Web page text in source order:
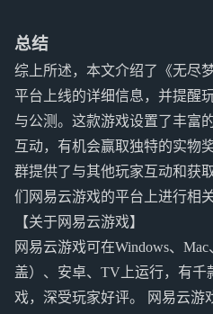
总结
综上所述，本文介绍了《无尽
平台上线的详细信息，并提醒
与公测。这款游戏设置了丰富
互动，有机会赢取独特的实物
群提供了与其他玩家互动和获
们网易云游戏的平台上进行相
【关于网易云游戏】
网易云游戏可在Windows、
盖）、安卓、TV上运行，有
戏，深受玩家好评。 网易云游